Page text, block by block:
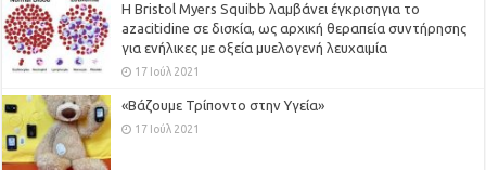
Η Bristol Myers Squibb λαμβάνει έγκρισηγια το
azacitidine σε δισκία, ως αρχική θεραπεία συντήρησης
για ενήλικες με οξεία μυελογενή λευχαιμία
17 Ιούλ 2021
«Βάζουμε Τρίποντο στην Υγεία»
17 Ιούλ 2021